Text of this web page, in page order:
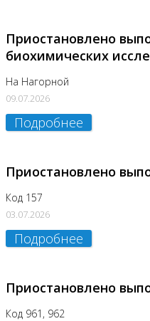
Приостановлено
биохимических
На Нагорной
09.07.2026
Подробнее
Приостановлено
Код 157
03.07.2026
Подробнее
Приостановлено
Код 961, 962